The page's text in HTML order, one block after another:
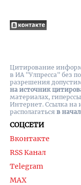
СОЦСЕТИ
Вконтакте
RSS Канал
Telegram
MAX
Цитирование
в ИА "Улпресса" без
разрешения
на источник
материалах,
Интернет. Ссылка на
располагаться в